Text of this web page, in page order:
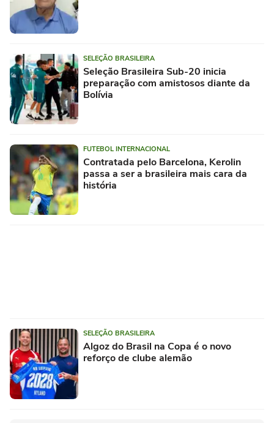
SELEÇÃO BRASILEIRA
Seleção Brasileira Sub-20 inicia
preparação com amistosos diante da
Bolívia
FUTEBOL INTERNACIONAL
Contratada pelo Barcelona, Kerolin
passa a ser a brasileira mais cara da
história
SELEÇÃO BRASILEIRA
Algoz do Brasil na Copa é o novo
reforço de clube alemão